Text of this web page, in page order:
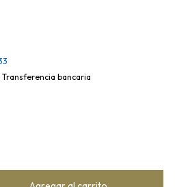
bancaria